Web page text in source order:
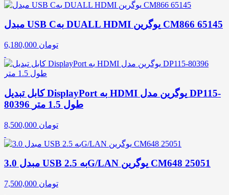
مبدل USB Cبه DUALL HDMI یوگرین CM866 65145
6,180,000 تومان
کابل تبدیل DisplayPort به HDMI یوگرین مدل DP115-
80396 طول 1.5 متر
8,500,000 تومان
مبدل 3.0 USB به 2.5G/LAN یوگرین CM648 25051
7,500,000 تومان